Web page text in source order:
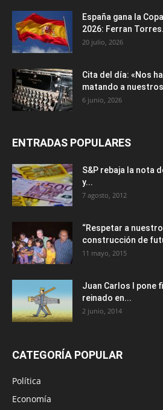
España gana la
2026: Ferran
20 julio, 2026
Cita del día: «Nos
matando a
6 junio, 2026
ENTRADAS POPULARES
S&P rebaja la nota
y...
7 agosto, 2012
“Respetar a
construcción de
11 mayo, 2015
Juan Carlos I pone
reinado en...
2 junio, 2014
CATEGORÍA POPULAR
Política
Economía